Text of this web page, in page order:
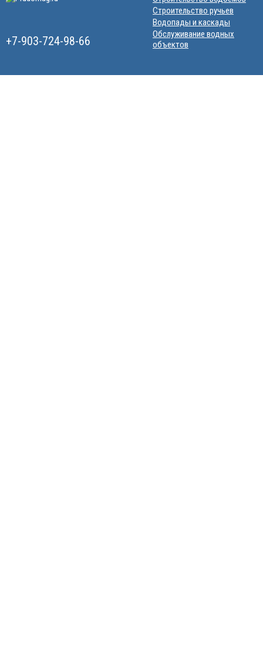
+7-903-724-98-66
Строительство ручьев
Водопады и каскады
Обслуживание водных
объектов